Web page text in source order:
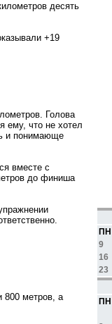
десять
+19
Голова
ему, что не хотел
и понимающе
вместе с
до финиша
800 метров, а
ПН
9
16
23
ПН